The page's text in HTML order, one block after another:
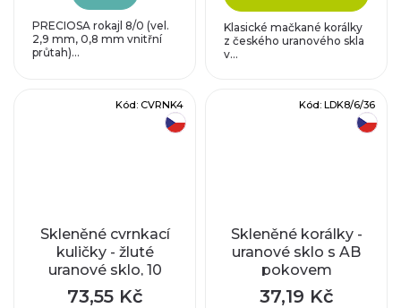
PRECIOSA rokajl 8/0 (vel.
2,9 mm, 0,8 mm vnitřní
průtah)...
Klasické mačkané korálky
z českého uranového skla
v...
Skleněné cvrnkací
kuličky - žluté
uranové sklo, 10
mm, 20 ks
73,55 Kč
Kód: CVRNK4
Skleněné korálky -
uranové sklo s AB
pokovem
37,19 Kč
Kód: LDK8/6/36